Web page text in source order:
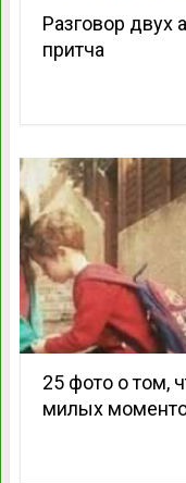
Разговор двух
притча
25 фото о том,
милых